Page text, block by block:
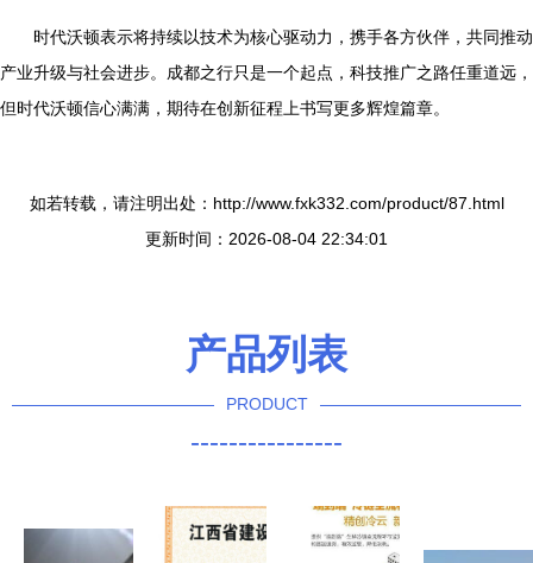
时代沃顿表示将持续以技术为核心驱动力，携手各方伙伴，共同推动
产业升级与社会进步。成都之行只是一个起点，科技推广之路任重道远，
但时代沃顿信心满满，期待在创新征程上书写更多辉煌篇章。
如若转载，请注明出处：http://www.fxk332.com/product/87.html
更新时间：2026-08-04 22:34:01
产品列表
PRODUCT
----------------